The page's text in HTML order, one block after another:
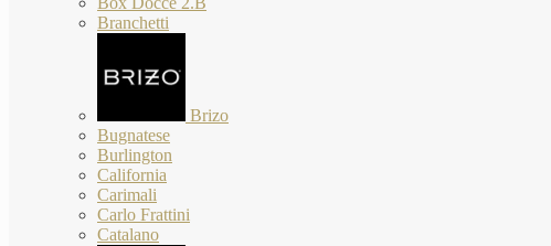
Branchetti
Brizo
Bugnatese
Burlington
California
Carimali
Carlo Frattini
Catalano